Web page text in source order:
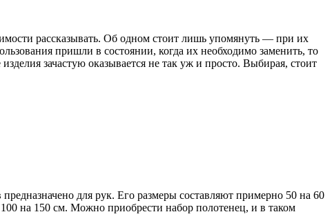
рассказывать. Об одном стоит лишь упомянуть — при их
пришли в состоянии, когда их необходимо заменить, то
зачастую оказывается не так уж и просто. Выбирая, стоит
для рук. Его размеры составляют примерно 50 на 60
на 150 см. Можно приобрести набор полотенец, и в таком